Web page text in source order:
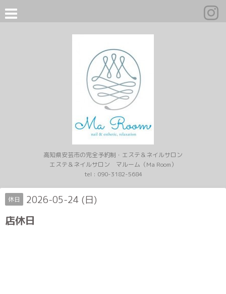
高知県安芸市の完全予約制・エステ＆ネイルサロン
エステ＆ネイルサロン マルーム（Ma Room）
tel : 090-3182-5684
休日 2026-05-24 (日)
店休日